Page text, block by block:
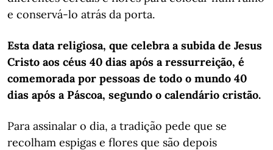
e conservá-lo atrás da porta.
Esta data religiosa, que celebra a subida de Jesus
Cristo aos céus 40 dias após a ressurreição, é
comemorada por pessoas de todo o mundo 40
dias após a Páscoa, segundo o calendário cristão.
Para assinalar o dia, a tradição pede que se
recolham espigas e flores que são depois